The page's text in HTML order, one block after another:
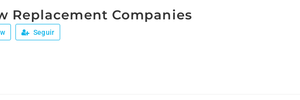
Replacement Companies
Seguir